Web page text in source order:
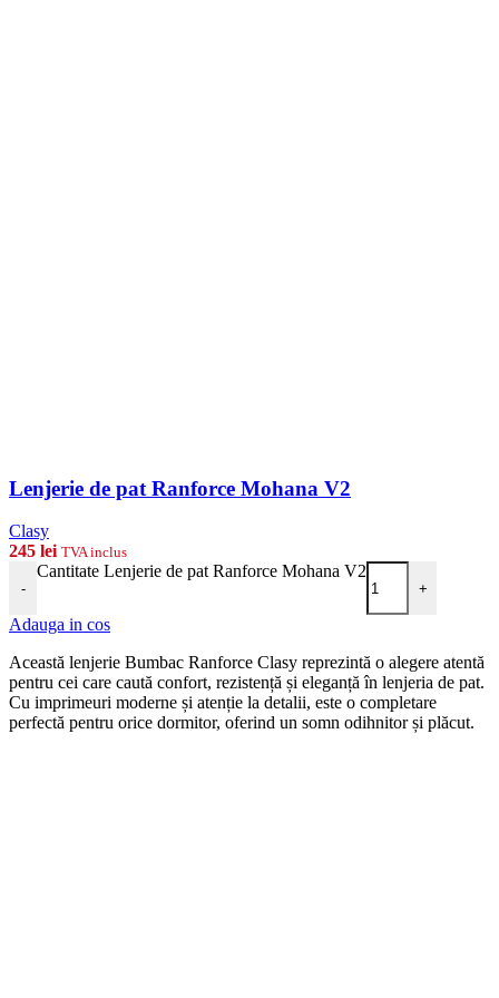
Lenjerie de pat Ranforce Mohana V2
Clasy
245 lei TVA inclus
-
Cantitate Lenjerie de pat Ranforce Mohana V2
+
Adauga in cos
Această lenjerie Bumbac Ranforce Clasy reprezintă o alegere atentă
pentru cei care caută confort, rezistență și eleganță în lenjeria de pat.
Cu imprimeuri moderne și atenție la detalii, este o completare
perfectă pentru orice dormitor, oferind un somn odihnitor și plăcut.